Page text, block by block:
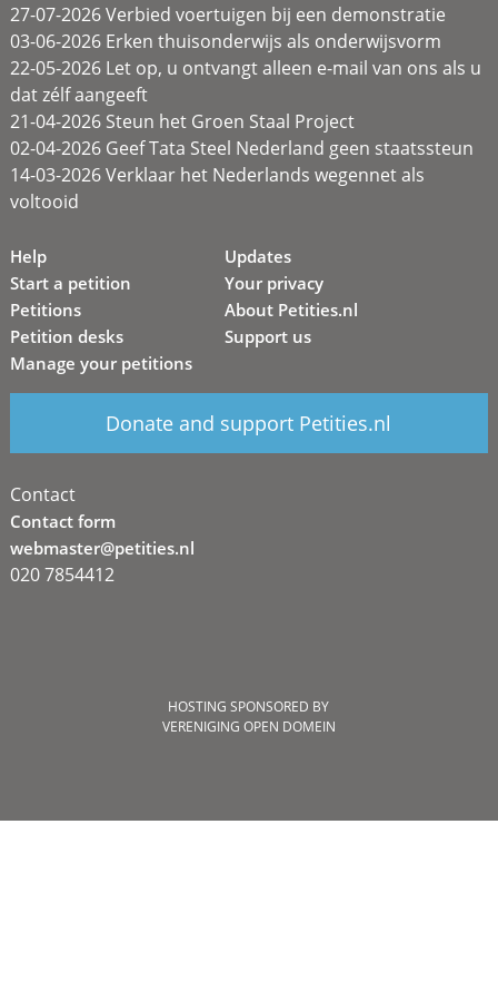
27-07-2026 Verbied voertuigen bij een demonstratie
03-06-2026 Erken thuisonderwijs als onderwijsvorm
22-05-2026 Let op, u ontvangt alleen e-mail van ons als u
dat zélf aangeeft
21-04-2026 Steun het Groen Staal Project
02-04-2026 Geef Tata Steel Nederland geen staatssteun
14-03-2026 Verklaar het Nederlands wegennet als
voltooid
Help
Start a petition
Petitions
Petition desks
Manage your petitions
Updates
Your privacy
About Petities.nl
Support us
Donate and support Petities.nl
Contact
Contact form
webmaster@petities.nl
020 7854412
HOSTING SPONSORED BY
VERENIGING OPEN DOMEIN